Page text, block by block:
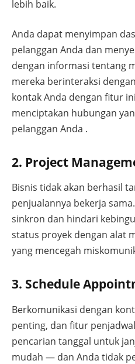
lebih baik.
Anda dapat menyimpan
pelanggan Anda dan
dengan informasi tentang
mereka berinteraksi
kontak Anda dengan fitur
menciptakan hubungan
pelanggan Anda .
2. Project
Bisnis tidak akan berhasil
penjualannya bekerja
sinkron dan hindari
status proyek dengan alat
yang mencegah
3. Schedule
Berkomunikasi dengan
penting, dan fitur
pencarian tanggal untuk
mudah — dan Anda tidak